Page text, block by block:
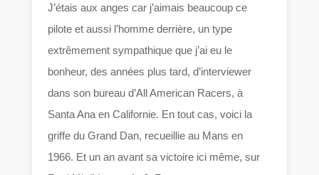
J’étais aux anges car j’aimais beaucoup ce
pilote et aussi l’homme derrière, un type
extrêmement sympathique que j’ai eu le
bonheur, des années plus tard, d’interviewer
dans son bureau d’All American Racers, à
Santa Ana en Californie. En tout cas, voici la
griffe du Grand Dan, recueillie au Mans en
1966. Et un an avant sa victoire ici même, sur